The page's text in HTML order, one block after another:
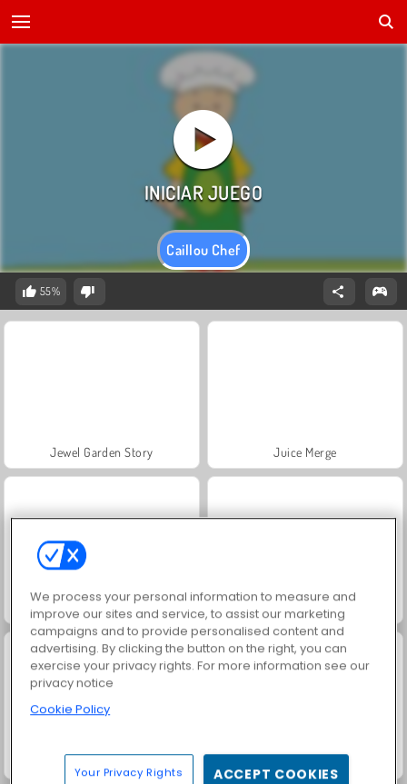
Caillou Chef
55%
Jewel Garden Story Juice Merge
Grand Mahjong Connect Farm Merge Valley
We process your personal information to measure and
improve our sites and service, to assist our marketing
campaigns and to provide personalised content and
advertising. By clicking the button on the right, you can
exercise your privacy rights. For more information see our
privacy notice
Cookie Policy
Your Privacy Rights ACCEPT COOKIES